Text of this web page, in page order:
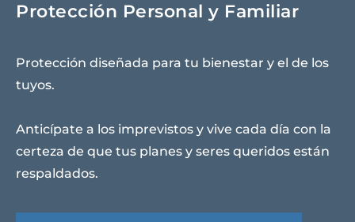
Protección Personal y Familiar
Protección diseñada para tu bienestar y el de los
tuyos.
Anticípate a los imprevistos y vive cada día con la
certeza de que tus planes y seres queridos están
respaldados.